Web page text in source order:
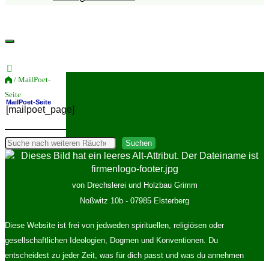
MailPoet-Seite
/ MailPoet-
Seite
MailPoet-Seite
[mailpoet_page]
Suchen Suchen
von Drechslerei und Holzbau Grimm
Noßwitz 10b - 07985 Elsterberg
Diese Website ist frei von jedweden spirituellen, religiösen oder
gesellschaftlichen Ideologien, Dogmen und Konventionen. Du
entscheidest zu jeder Zeit, was für dich passt und was du annehmen